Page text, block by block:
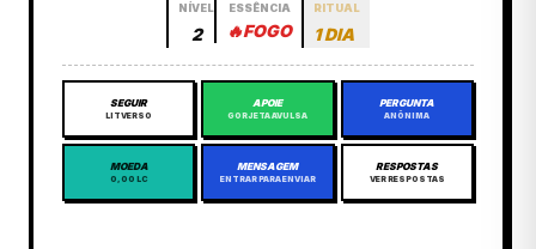
NÍVEL
2
ESSÊNCIA
🔥FOGO
RITUAL
1 DIA
SEGUIR
LITVERSO
APOIE
GORJETA AVULSA
PERGUNTA
ANÔNIMA
MOEDA
0,00 LC
MENSAGEM
ENTRAR PARA ENVIAR
RESPOSTAS
VER RESPOSTAS